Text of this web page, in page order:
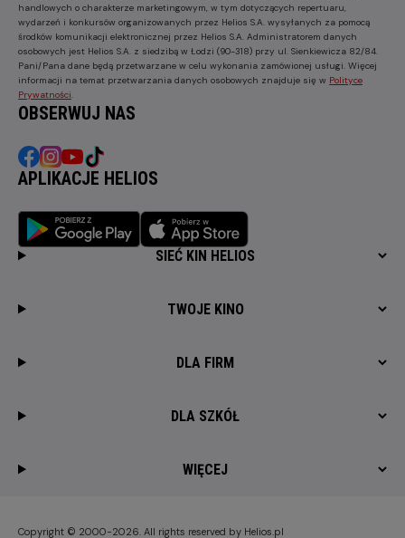
handlowych o charakterze marketingowym, w tym dotyczących repertuaru,
wydarzeń i konkursów organizowanych przez Helios S.A. wysyłanych za pomocą
środków komunikacji elektronicznej przez Helios S.A. Administratorem danych
osobowych jest Helios S.A. z siedzibą w Łodzi (90-318) przy ul. Sienkiewicza 82/84.
Pani/Pana dane będą przetwarzane w celu wykonania zamówionej usługi. Więcej
informacji na temat przetwarzania danych osobowych znajduje się w Polityce
Prywatności
OBSERWUJ NAS
APLIKACJE HELIOS
SIEĆ KIN HELIOS
TWOJE KINO
DLA FIRM
DLA SZKÓŁ
WIĘCEJ
Copyright © 2000-2026. All rights reserved by Helios.pl